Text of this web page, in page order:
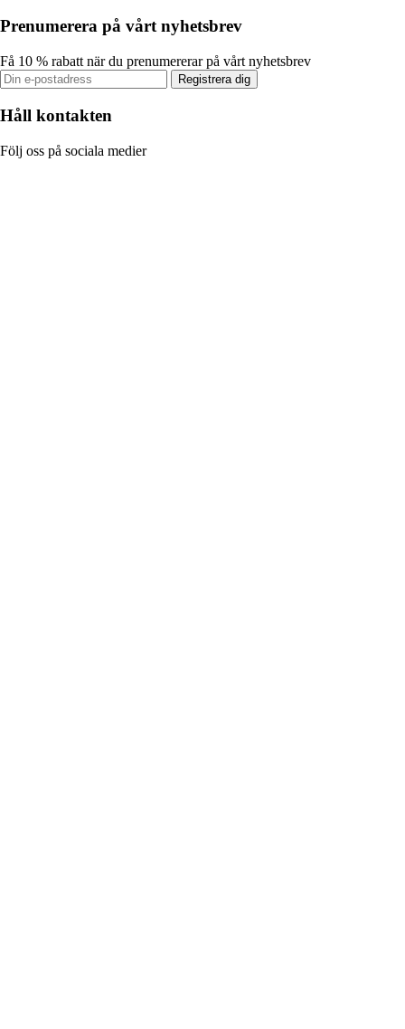
Prenumerera på vårt nyhetsbrev
Få 10 % rabatt när du prenumererar på vårt nyhetsbrev
Registrera dig
Håll kontakten
Följ oss på sociala medier